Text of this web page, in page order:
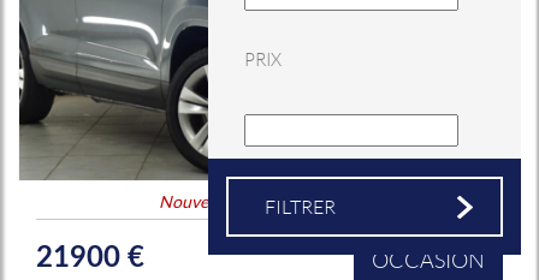
PRIX
Nouveauté Coup de coeur
21900 € OCCASION